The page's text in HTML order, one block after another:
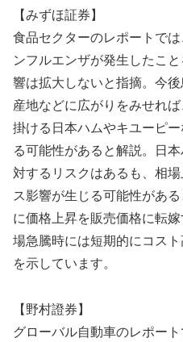
【みずほ証券】
食品セクターのレポートで
ンフルエンザが発生したこ
響は拡大しないと指摘。今
産地などに広がりをみせれ
掛ける日本ハムやキユーピ
る可能性があると解説。日
対するリスクはあるも、相
ス影響が生じる可能性があ
に価格上昇を販売価格に転
場急騰時には短期的にコス
を示しています。
【野村證券】
グローバル自動車のレポー